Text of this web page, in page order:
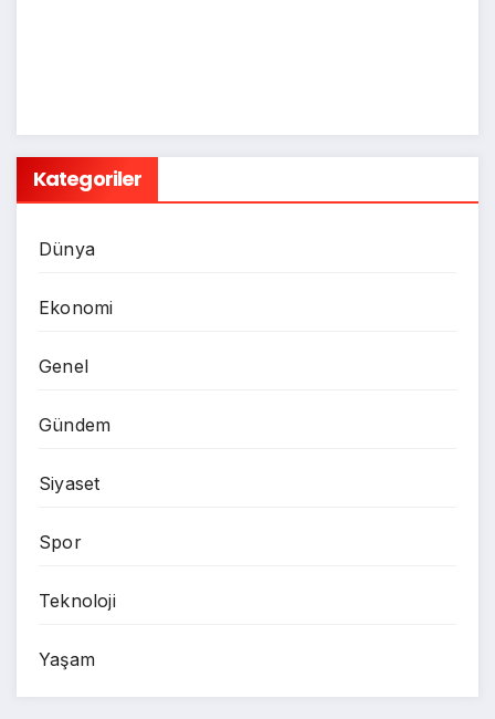
Kategoriler
Dünya
Ekonomi
Genel
Gündem
Siyaset
Spor
Teknoloji
Yaşam